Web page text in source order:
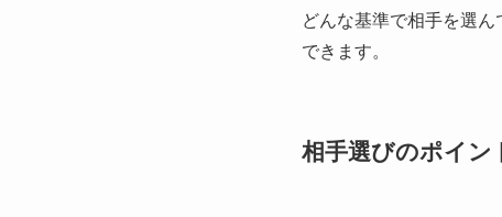
どんな基準で相手を選
できます。
相手選びのポイン